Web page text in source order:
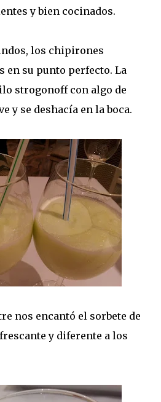
y bien cocinados.
los chipirones
en su punto perfecto. La
strogonoff con algo de
y se deshacía en la boca.
nos encantó el sorbete de
y diferente a los